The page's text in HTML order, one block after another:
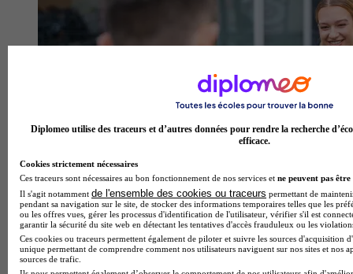
Diplomeo utilise des traceurs et d’autres données pour rendre la recherche
efficace.
Cookies strictement nécessaires
Ces traceurs sont nécessaires au bon fonctionnement de nos services et ne peuvent pas être
Il s'agit notamment de l'ensemble des cookies ou traceurs permettant de
pendant sa navigation sur le site, de stocker des informations temporaires telles que les
ou les offres vues, gérer les processus d'identification de l'utilisateur, vérifier s'il est
garantir la sécurité du site web en détectant les tentatives d'accès frauduleux ou les
Ces cookies ou traceurs permettent également de piloter et suivre les sources d'acquisition
unique permettant de comprendre comment nos utilisateurs naviguent sur nos sites et nos
sources de trafic.